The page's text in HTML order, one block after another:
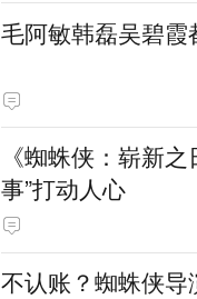
毛阿敏韩磊吴碧
《蜘蛛侠：崭新
事”打动人心
不认账？蜘蛛侠